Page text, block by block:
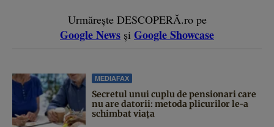
Urmărește DESCOPERĂ.ro pe
Google News și Google Showcase
MEDIAFAX
Secretul unui cuplu de pensionari care
nu are datorii: metoda plicurilor le-a
schimbat viața